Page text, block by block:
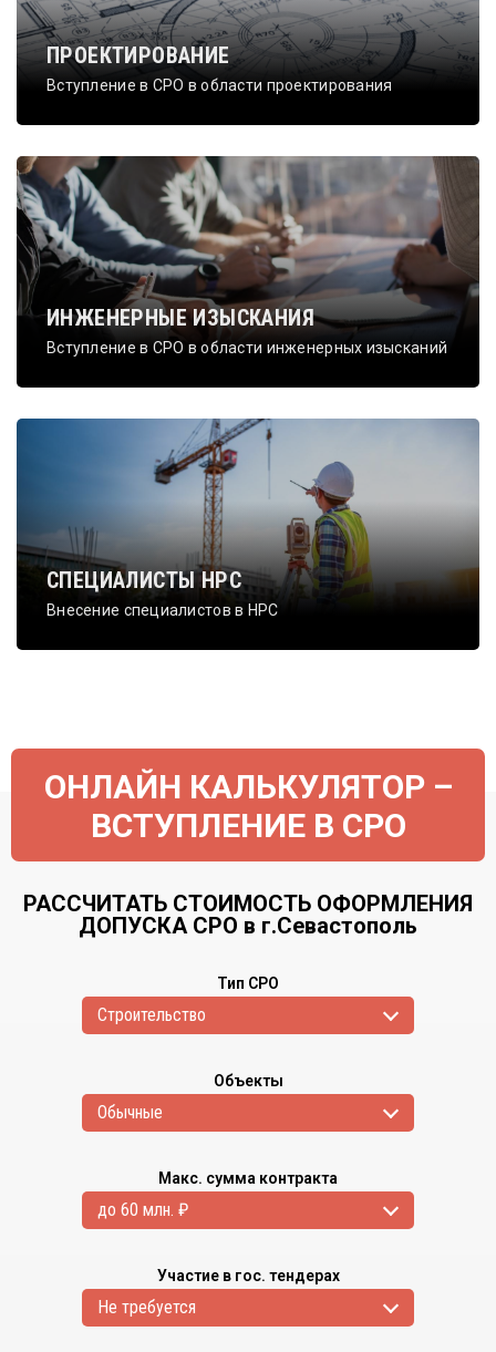
ПРОЕКТИРОВАНИЕ
Вступление в СРО в области проектирования
ИНЖЕНЕРНЫЕ ИЗЫСКАНИЯ
Вступление в СРО в области инженерных изысканий
СПЕЦИАЛИСТЫ НРС
Внесение специалистов в НРС
ОНЛАЙН КАЛЬКУЛЯТОР –
ВСТУПЛЕНИЕ В СРО
РАССЧИТАТЬ СТОИМОСТЬ ОФОРМЛЕНИЯ
ДОПУСКА СРО в г.Севастополь
Тип СРО
Cтроительство
Объекты
Обычные
Макс. сумма контракта
до 60 млн. ₽
Участие в гос. тендерах
Не требуется